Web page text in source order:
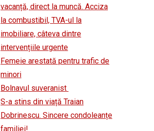
vacanță, direct la muncă. Acciza
la combustibil, TVA-ul la
imobiliare, câteva dintre
intervențiile urgente
Femeie arestată pentru trafic de
minori
Bolnavul suveranist
S-a stins din viață Traian
Dobrinescu. Sincere condoleanțe
familiei!